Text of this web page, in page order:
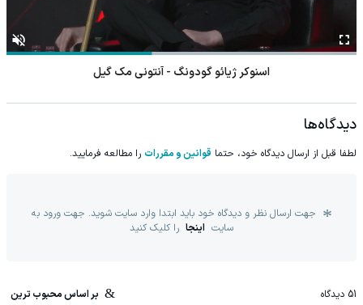
اسنوکر ژیائو گودونگ - آنتونی مک گیل
دیدگاه‌ها
لطفا قبل از ارسال دیدگاه خود، حتما قوانین و مقررات را مطالعه فرمایید.
جهت ارسال نظر و دیدگاه خود باید ابتدا وارد سایت شوید. جهت ورود به
سایت اینجا را کلیک کنید
51 دیدگاه بر اساس محبوب ترین